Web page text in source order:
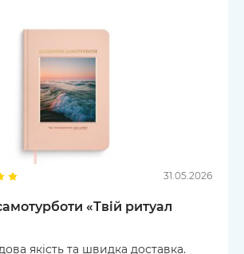
31.05.2026
«Твій ритуал
якість та швидка доставка.